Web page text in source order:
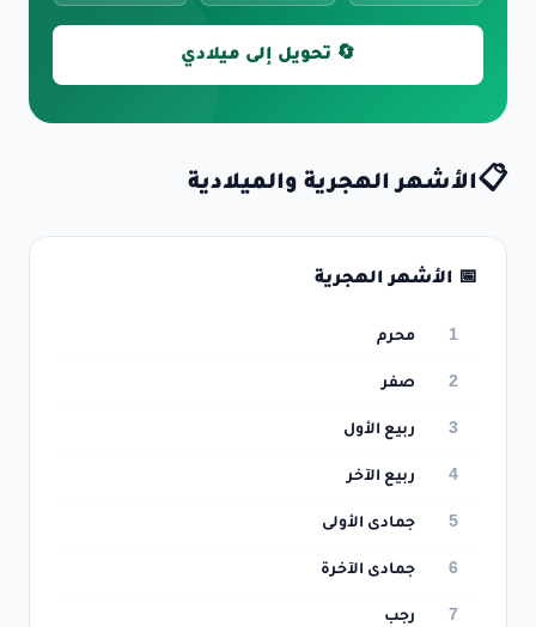
🔄 تحويل إلى ميلادي
📋الأشهر الهجرية والميلادية
📅 الأشهر الهجرية
1 محرم
2 صفر
3 ربيع الأول
4 ربيع الآخر
5 جمادى الأولى
6 جمادى الآخرة
7 رجب